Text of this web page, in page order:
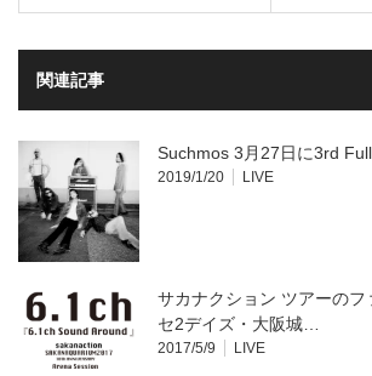
共
(新
い
ウ
で
開
き
ま
す)
ク
ッ
い
(新
い
ウ
ィ
ン
ド
ウ
開
き
ま
す)
関連記事
Suchmos 3月27日に3rd
2019/1/20 LIVE
サカナクション ツアーのフ
セ2デイズ・大阪城…
2017/5/9 LIVE